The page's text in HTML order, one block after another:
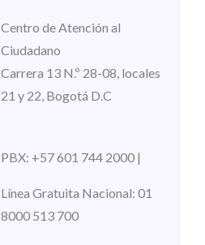
Centro de Atención al
Ciudadano
Carrera 13 N.º 28-08, locales
21 y 22, Bogotá D.C
PBX: +57 601 744 2000 |
Línea Gratuita Nacional: 01
8000 513 700